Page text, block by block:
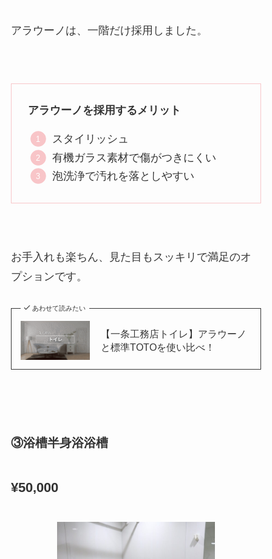
アラウーノは、一階だけ採用しました。
アラウーノを採用するメリット
スタイリッシュ
有機ガラス素材で傷がつきにくい
泡洗浄で汚れを落としやすい
お手入れも楽ちん、見た目もスッキリで満足のオ
プションです。
あわせて読みたい
【一条工務店トイレ】アラウーノ
と標準TOTOを使い比べ！
③浴槽半身浴浴槽
¥50,000